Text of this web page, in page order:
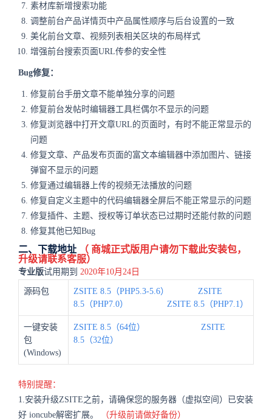
素材库新增搜索功能
调整前台产品详情页中产品属性顺序与后台设置的一致
美化前台文章、视频列表相关区块的布局样式
增强前台搜索页面URL传参的安全性
Bug修复：
修复前台手册文章不能单独分享的问题
修复前台发帖时编辑器工具栏偶尔不显示的问题
修复浏览器中打开文章URL的页面时，有时不能正常显示的
问题
修复文章、产品发布页面的富文本编辑器中添加图片、链接
弹窗不显示的问题
修复通过编辑器上传的视频无法播放的问题
修复自定义主题中的代码编辑器全屏后不能正常显示的问题
修复插件、主题、授权等订单状态已过期时还能付款的问题
修复其他已知Bug
二、下载地址 （ 商城正式版用户请勿下载此安装包，
升级请联系客服）
专业版试用期到 2020年10月24日
源码包 ZSITE 8.5（PHP5.3-5.6）
ZSITE
8.5（PHP7.0）
ZSITE 8.5（PHP7.1）
一键安装
包
(Windows)
ZSITE 8.5（64位）
ZSITE
8.5（32位）
特别提醒：
1.安装升级ZSITE之前，请确保您的服务器（虚拟空间）已安装
好 ioncube解密扩展。
（升级前请做好备份）